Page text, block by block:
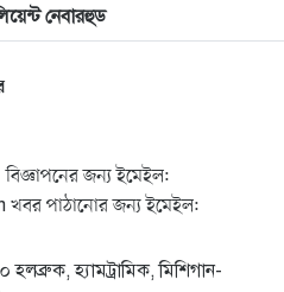
প্রাইমারিতে আল-সাইয়েদকে হারাতে
লবি এআইপ্যাক
সম্পর্কে প্রেস ব্রিফিং
সম্মেলনে থাকছেন সাকিব আল
করতে কোন কৌশলে ওয়াশিংটনের ওপর
নেবারহুড
জন্য ইমেইল:
পাঠানোর জন্য ইমেইল:
হলব্রুক, হ্যামট্রামিক, মিশিগান-